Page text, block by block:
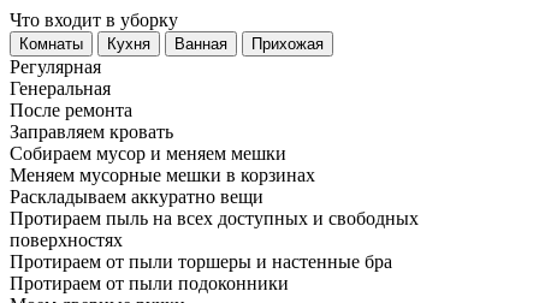
Что входит в уборку
Регу­лярная
Гене­ральная
После ремонта
Заправляем кровать
Собираем мусор и меняем мешки
Меняем мусорные мешки в корзинах
Раскладываем аккуратно вещи
Протираем пыль на всех доступных и свободных
поверхностях
Протираем от пыли торшеры и настенные бра
Протираем от пыли подоконники